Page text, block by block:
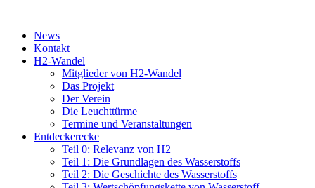
News
Kontakt
H2-Wandel
Mitglieder von H2-Wandel
Das Projekt
Der Verein
Die Leuchttürme
Termine und Veranstaltungen
Entdeckerecke
Teil 0: Relevanz von H2
Teil 1: Die Grundlagen des Wasserstoffs
Teil 2: Die Geschichte des Wasserstoffs